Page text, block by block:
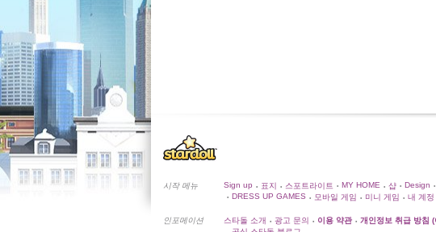
시작 메뉴 Sign up • 표지 • 스포트라이트 • MY HOME • 샵 • Design •
• DRESS UP GAMES • 모바일 게임 • 미니 게임 • 내 계정
인포메이션 스타돌 소개 • 광고 문의 • 이용 약관 • 개인정보 취급 방침